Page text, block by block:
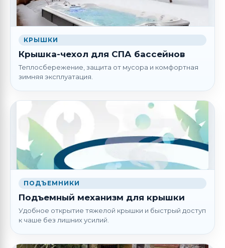
КРЫШКИ
Крышка-чехол для СПА бассейнов
Теплосбережение, защита от мусора и комфортная
зимняя эксплуатация.
ПОДЪЕМНИКИ
Подъемный механизм для крышки
Удобное открытие тяжелой крышки и быстрый доступ
к чаше без лишних усилий.